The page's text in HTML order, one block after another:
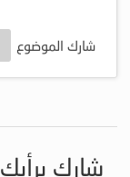
شارك الموضوع
شارك برأيك